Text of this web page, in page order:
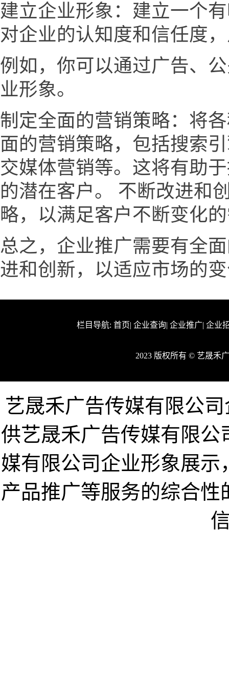
建立企业形象：建立一个
对企业的认知度和信任度
例如，你可以通过广告、
业形象。
制定全面的营销策略：将
面的营销策略，包括搜索
交媒体营销等。这将有助
的潜在客户。 不断改进和
略，以满足客户不断变化
总之，企业推广需要有全
进和创新，以适应市场的
栏目导航: 首页| 企业查询| 企业推广| 企业
2023 版权所有 © 艺晟禾
艺晟禾广告传媒有限公
供艺晟禾广告传媒有限
媒有限公司企业形象展
产品推广等服务的综合